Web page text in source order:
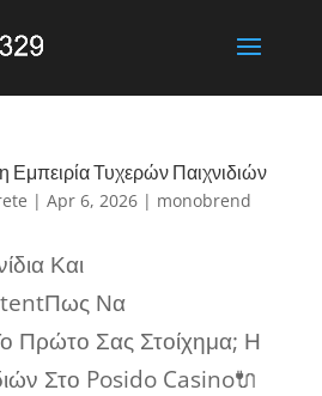
Εμπειρία Τυχερών Παιχνιδιών
| Apr 6, 2026| monobrend
Και
Να
Πρώτο Σας Στοίχημα; Η
Στο Posido Casino🔌